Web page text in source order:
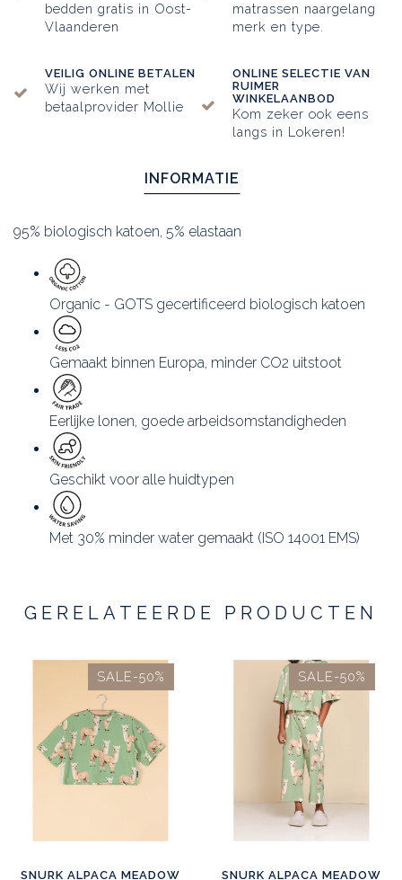
bedden gratis in Oost-
Vlaanderen
matrassen naargelang
merk en type.
VEILIG ONLINE BETALEN
Wij werken met
betaalprovider Mollie
ONLINE SELECTIE VAN
RUIMER
WINKELAANBOD
Kom zeker ook eens
langs in Lokeren!
INFORMATIE
95% biologisch katoen, 5% elastaan
Organic - GOTS gecertificeerd biologisch katoen
Gemaakt binnen Europa, minder CO2 uitstoot
Eerlijke lonen, goede arbeidsomstandigheden
Geschikt voor alle huidtypen
Met 30% minder water gemaakt (ISO 14001 EMS)
GERELATEERDE PRODUCTEN
SALE-50%
SNURK ALPACA MEADOW
SALE-50%
SNURK ALPACA MEADOW